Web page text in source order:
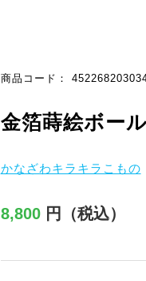
商品コード：
金箔蒔絵ボー
かなざわキラキラこもの
8,800 円（税込）